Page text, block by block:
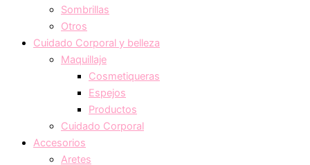
Sombrillas
Otros
Cuidado Corporal y belleza
Maquillaje
Cosmetiqueras
Espejos
Productos
Cuidado Corporal
Accesorios
Aretes